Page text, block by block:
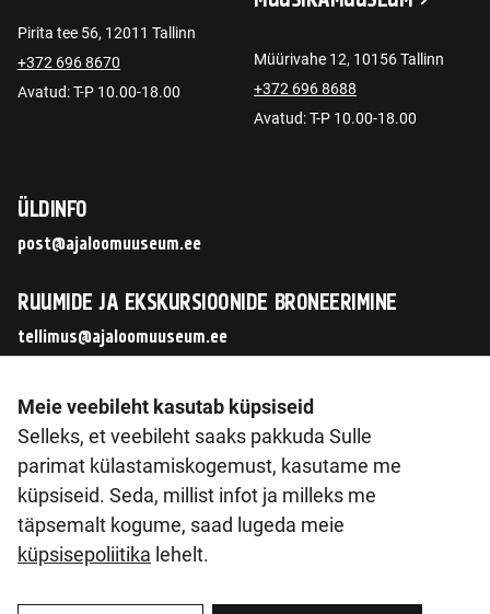
Pirita tee 56, 12011 Tallinn
+372 696 8670
Avatud: T-P 10.00-18.00
Müürivahe 12, 10156 Tallinn
+372 696 8688
Avatud: T-P 10.00-18.00
ÜLDINFO
post@ajaloomuuseum.ee
RUUMIDE JA EKSKURSIOONIDE BRONEERIMINE
tellimus@ajaloomuuseum.ee
JÄLGI MEID SOTSIAALMEEDIAS
© 2026 Eesti Ajaloomuuseum SA
Pirita tee 56, 12011 Tallinn
KMKR nr. EE102133561
Meie veebileht kasutab küpsiseid
Selleks, et veebileht saaks pakkuda Sulle
parimat külastamiskogemust, kasutame me
küpsiseid. Seda, millist infot ja milleks me
täpsemalt kogume, saad lugeda meie
küpsisepoliitika lehelt.